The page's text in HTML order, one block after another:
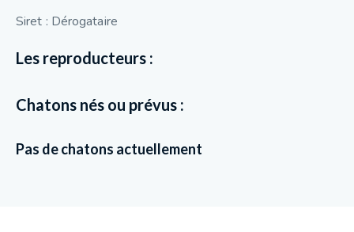
Siret : Dérogataire
Les reproducteurs :
Chatons nés ou prévus :
Pas de chatons actuellement